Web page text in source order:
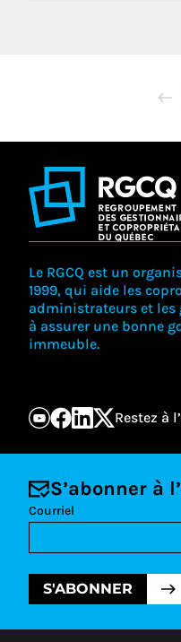
Le RGCQ est un
1999, qui aide les
administrateurs et les
à assurer une bonne
immeuble.
Restez à
S’abonner à
Courriel
S'ABONNER